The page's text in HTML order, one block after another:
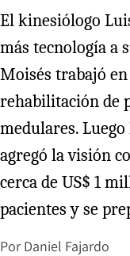
El kinesiólogo
más tecnología a
Moisés trabajó
rehabilitación de
medulares.
agregó la visión
cerca de US$ 1
pacientes y se
Por Daniel Fajardo